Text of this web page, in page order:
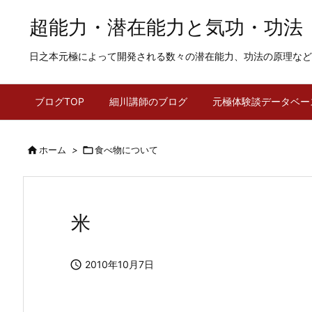
超能力・潜在能力と気功・功法
日之本元極によって開発される数々の潜在能力、功法の原理など
ブログTOP 細川講師のブログ 元極体験談データベー
ホーム > 食べ物について
米
 2010年10月7日